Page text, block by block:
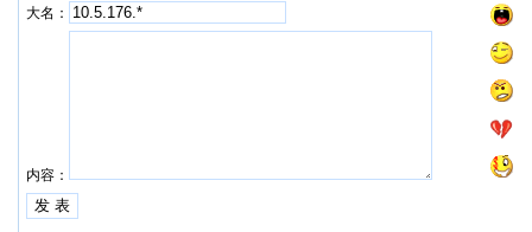
大名：
内容：